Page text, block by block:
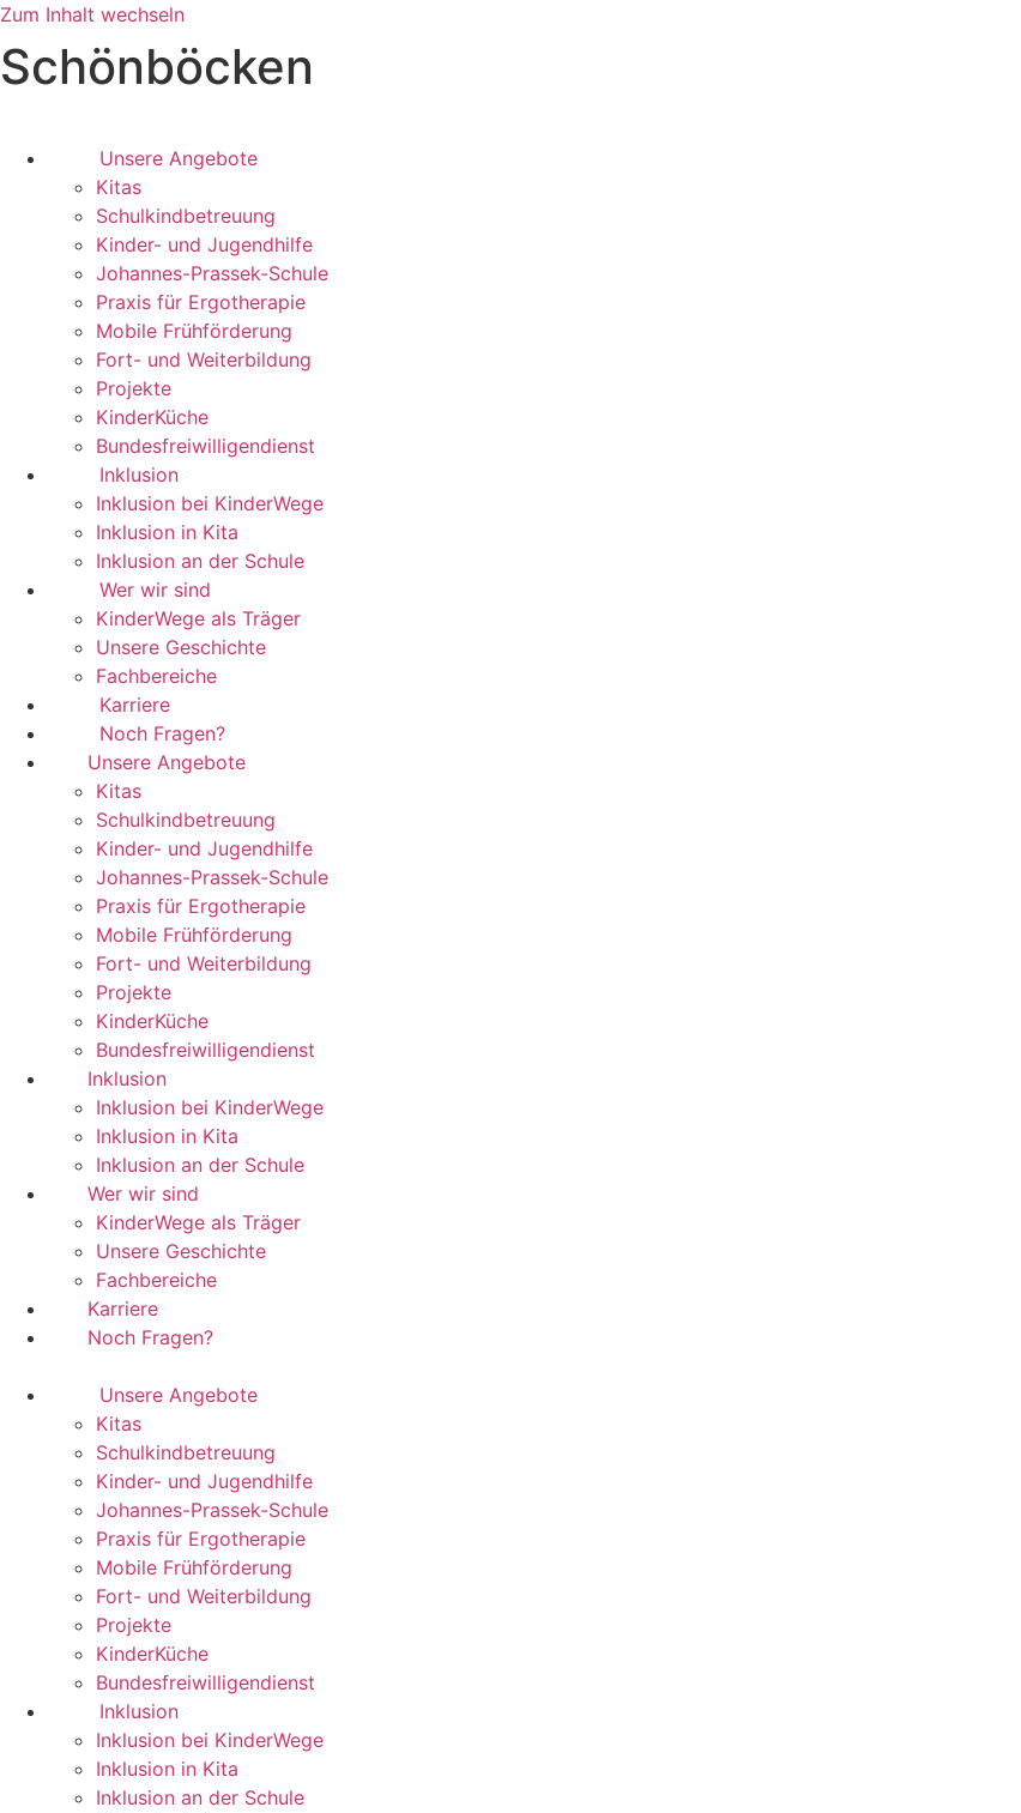
Zum Inhalt wechseln
Schönböcken
Unsere Angebote
Kitas
Schulkindbetreuung
Kinder- und Jugendhilfe
Johannes-Prassek-Schule
Praxis für Ergotherapie
Mobile Frühförderung
Fort- und Weiterbildung
Projekte
KinderKüche
Bundesfreiwilligendienst
Inklusion
Inklusion bei KinderWege
Inklusion in Kita
Inklusion an der Schule
Wer wir sind
KinderWege als Träger
Unsere Geschichte
Fachbereiche
Karriere
Noch Fragen?
Unsere Angebote
Kitas
Schulkindbetreuung
Kinder- und Jugendhilfe
Johannes-Prassek-Schule
Praxis für Ergotherapie
Mobile Frühförderung
Fort- und Weiterbildung
Projekte
KinderKüche
Bundesfreiwilligendienst
Inklusion
Inklusion bei KinderWege
Inklusion in Kita
Inklusion an der Schule
Wer wir sind
KinderWege als Träger
Unsere Geschichte
Fachbereiche
Karriere
Noch Fragen?
Unsere Angebote
Kitas
Schulkindbetreuung
Kinder- und Jugendhilfe
Johannes-Prassek-Schule
Praxis für Ergotherapie
Mobile Frühförderung
Fort- und Weiterbildung
Projekte
KinderKüche
Bundesfreiwilligendienst
Inklusion
Inklusion bei KinderWege
Inklusion in Kita
Inklusion an der Schule